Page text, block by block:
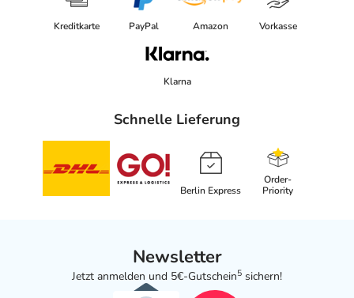
Kreditkarte PayPal Amazon Vorkasse
Klarna
Schnelle Lieferung
Berlin Express
Order-
Priority
Newsletter
Jetzt anmelden und 5€-Gutschein5 sichern!